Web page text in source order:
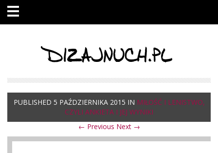
DIZAJNUCH.PL
PUBLISHED 5 PAŹDZIERNIKA 2015 IN MIŁOŚĆ I LENISTWO,
CZYLI ANKIETA I JEJ WYNIKI
← Previous Next →